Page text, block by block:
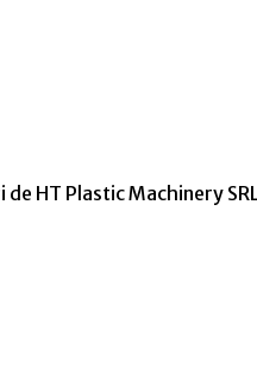
HT Plastic Machinery